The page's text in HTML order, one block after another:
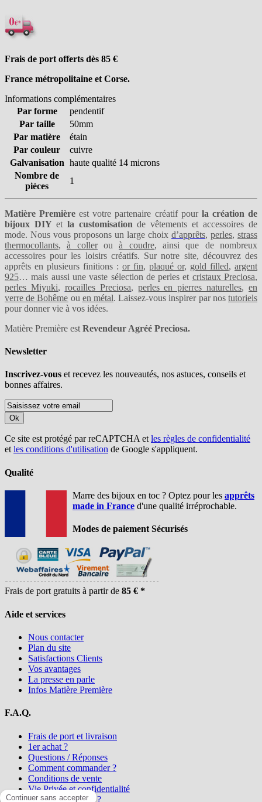
Frais de port offerts dès 85 €
France métropolitaine et Corse.
Informations complémentaires
Par forme
pendentif
Par taille
50mm
Par matière
étain
Par couleur
cuivre
Galvanisation haute qualité 14 microns
Nombre de
pièces
1
Matière Première est votre partenaire créatif pourla création de
bijoux DIY etla customisation de vêtements et accessoires de
mode. Nous vous proposons un large choix d’apprêts, perles, strass
thermocollants,à collerouà coudre, ainsi que de nombreux
accessoires pour les loisirs créatifs. Sur notre site, découvrez des
apprêts en plusieurs finitions : or fin, plaqué or, gold filled, argent
925… mais aussi une vaste sélection de perles et cristaux Preciosa,
perles Miyuki, rocailles Preciosa, perles en pierres naturelles, en
verre de Bohême ou en métal. Laissez-vous inspirer par nostutoriels
pour donner vie à vos idées.
Matière Première est Revendeur Agréé Preciosa.
Newsletter
Inscrivez-vous et recevez les nouveautés, nos astuces, conseils et
bonnes affaires.
Ok
Ce site est protégé par reCAPTCHA etles règles de confidentialité
etles conditions d'utilisation de Google s'appliquent.
Qualité
Marre des bijoux en toc ? Optez pour les apprêts
made in France d'une qualité irréprochable.
Modes de paiement Sécurisés
Frais de port gratuits à partir de 85 € *
Aide et services
Nous contacter
Plan du site
Satisfactions Clients
Vos avantages
La presse en parle
Infos Matière Première
F.A.Q.
Frais de port et livraison
1er achat ?
Questions / Réponses
Comment commander ?
Conditions de vente
Vie Privée et confidentialité
Qui sommes-nous ?